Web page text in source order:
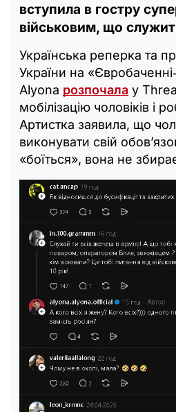
вступила в гостру
військовим, що
Українська реперка та
України на
Alyona розпочала у
мобілізацію чоловіків і
Артистка заявила, що
виконувати свій
«боїться», вона не